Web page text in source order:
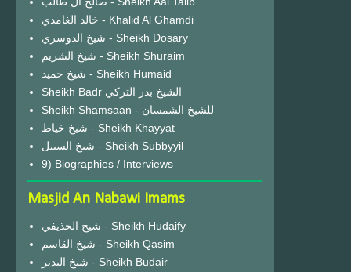
خالد الغامدي - Khalid Al Ghamdi
شيخ الدوسري - Sheikh Dosary
شيخ الشريم - Sheikh Shuraim
شيخ حميد - Sheikh Humaid
Sheikh Badr الشيخ بدر التركي
Sheikh Shamsaan - للشيخ الشمسان
شيخ خياط - Sheikh Khayyat
شيخ السبيل - Sheikh Subbyyil
9) Biographies / Interviews
Masjid An Nabawi Imams
شيخ الحذيفي - Sheikh Hudaify
شيخ القاسم - Sheikh Qasim
شيخ البدير - Sheikh Budair